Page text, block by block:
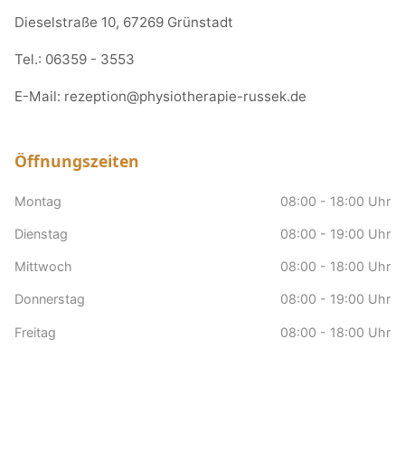
Dieselstraße 10, 67269 Grünstadt
Tel.: 06359 - 3553
E-Mail: rezeption@physiotherapie-russek.de
Öffnungszeiten
Montag 08:00 - 18:00 Uhr
Dienstag 08:00 - 19:00 Uhr
Mittwoch 08:00 - 18:00 Uhr
Donnerstag 08:00 - 19:00 Uhr
Freitag 08:00 - 18:00 Uhr